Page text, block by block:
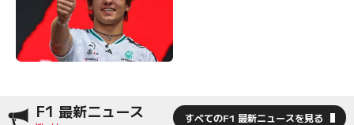
F1 最新ニュース すべてのF1 最新ニュースを見る